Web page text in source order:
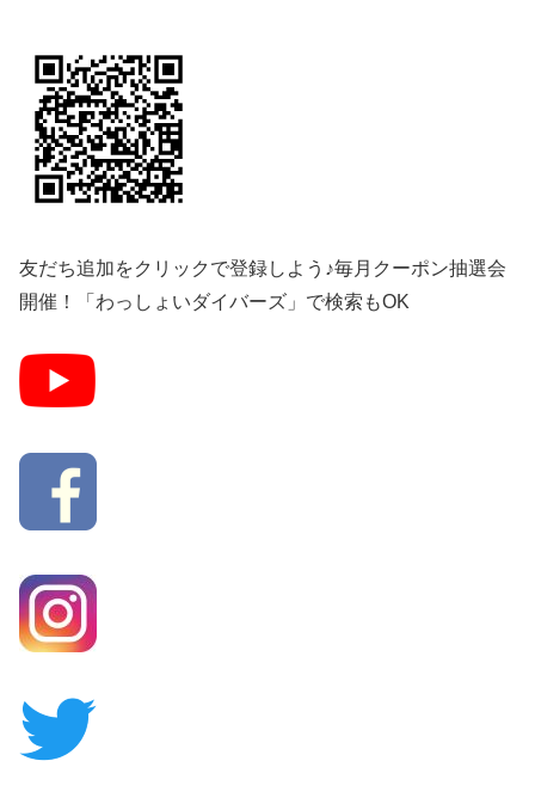
友だち追加をクリックで登録しよう♪毎月クーポン抽選会
開催！「わっしょいダイバーズ」で検索もOK